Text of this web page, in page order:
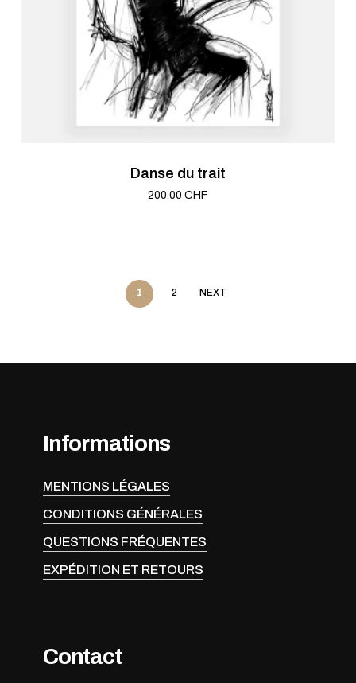
Danse du trait
200.00CHF
1 2 NEXT
Informations
MENTIONS LÉGALES
CONDITIONS GÉNÉRALES
QUESTIONS FRÉQUENTES
EXPÉDITION ET RETOURS
Contact